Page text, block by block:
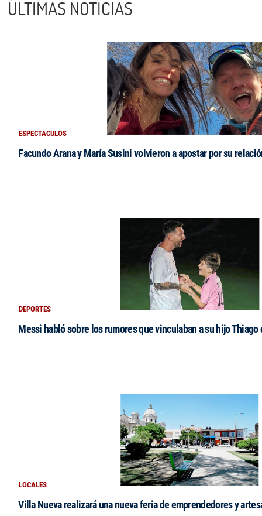
ÚLTIMAS NOTICIAS
ESPECTACULOS
Facundo Arana y María Susini volvieron a apostar por su
DEPORTES
Messi habló sobre los rumores que vinculaban a su hijo Thiago
LOCALES
Villa Nueva realizará una nueva feria de emprendedores y